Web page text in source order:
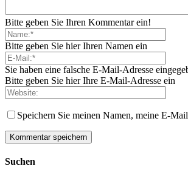
Bitte geben Sie Ihren Kommentar ein!
Bitte geben Sie hier Ihren Namen ein
Sie haben eine falsche E-Mail-Adresse
Bitte geben Sie hier Ihre E-Mail-Adresse ein
Speichern Sie meinen Namen, meine E-
Suchen